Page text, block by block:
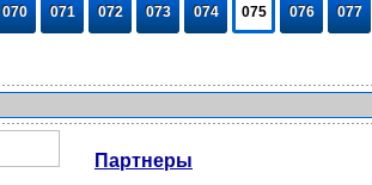
070 071 072 073 074 075 076 077
Партнеры